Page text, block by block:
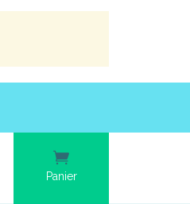
Panier